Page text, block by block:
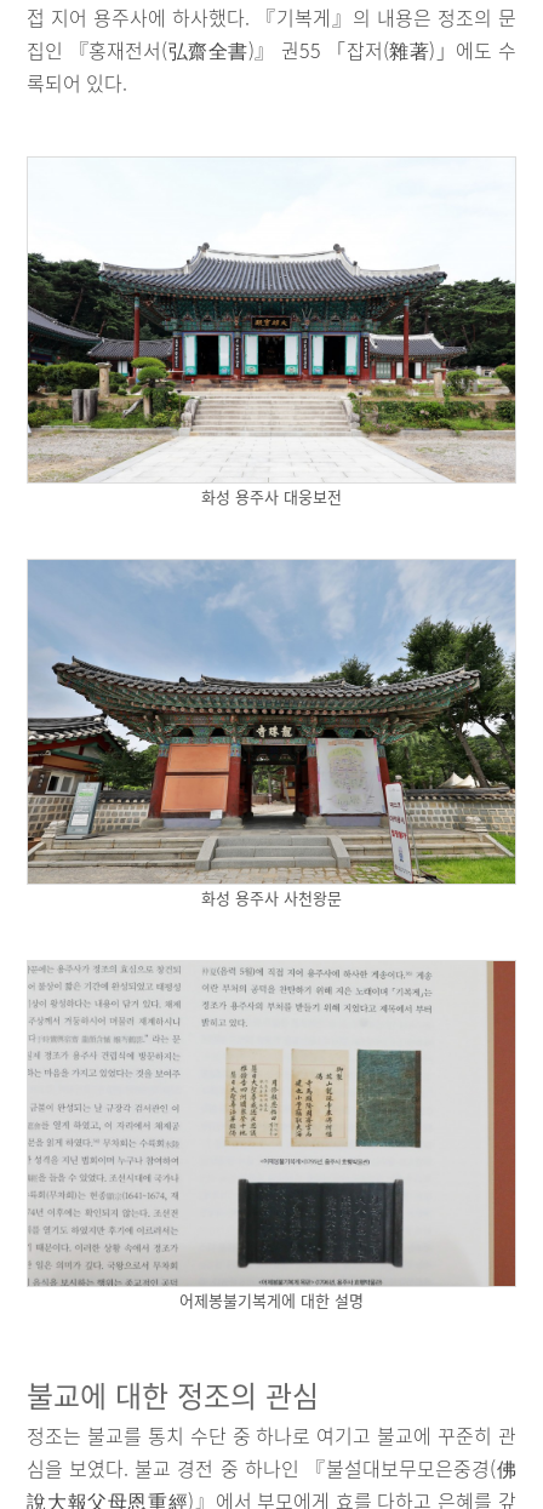
접 지어 용주사에 하사했다. 『기복게』의 내용은 정조의 문
집인 『홍재전서(弘齋全書)』 권55 「잡저(雜著)」에도 수
록되어 있다.
화성 용주사 대웅보전
화성 용주사 사천왕문
어제봉불기복게에 대한 설명
불교에 대한 정조의 관심
정조는 불교를 통치 수단 중 하나로 여기고 불교에 꾸준히 관
심을 보였다. 불교 경전 중 하나인 『불설대보무모은중경(佛
說大報父母恩重經)』에서 부모에게 효를 다하고 은혜를 갚